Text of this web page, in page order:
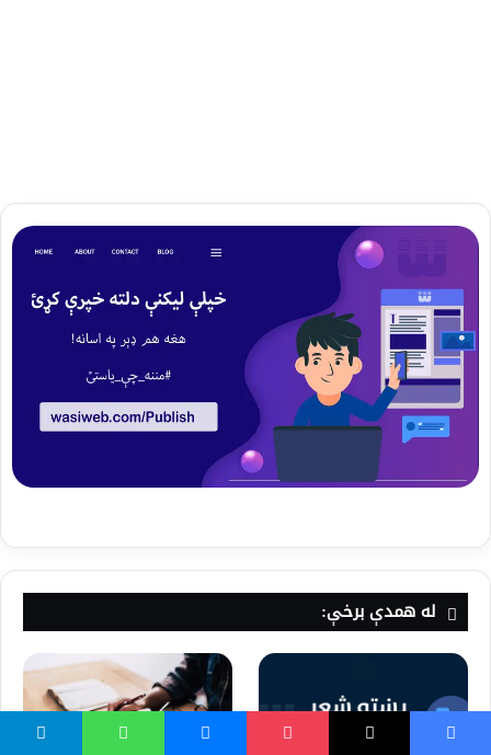
له همدې برخې: